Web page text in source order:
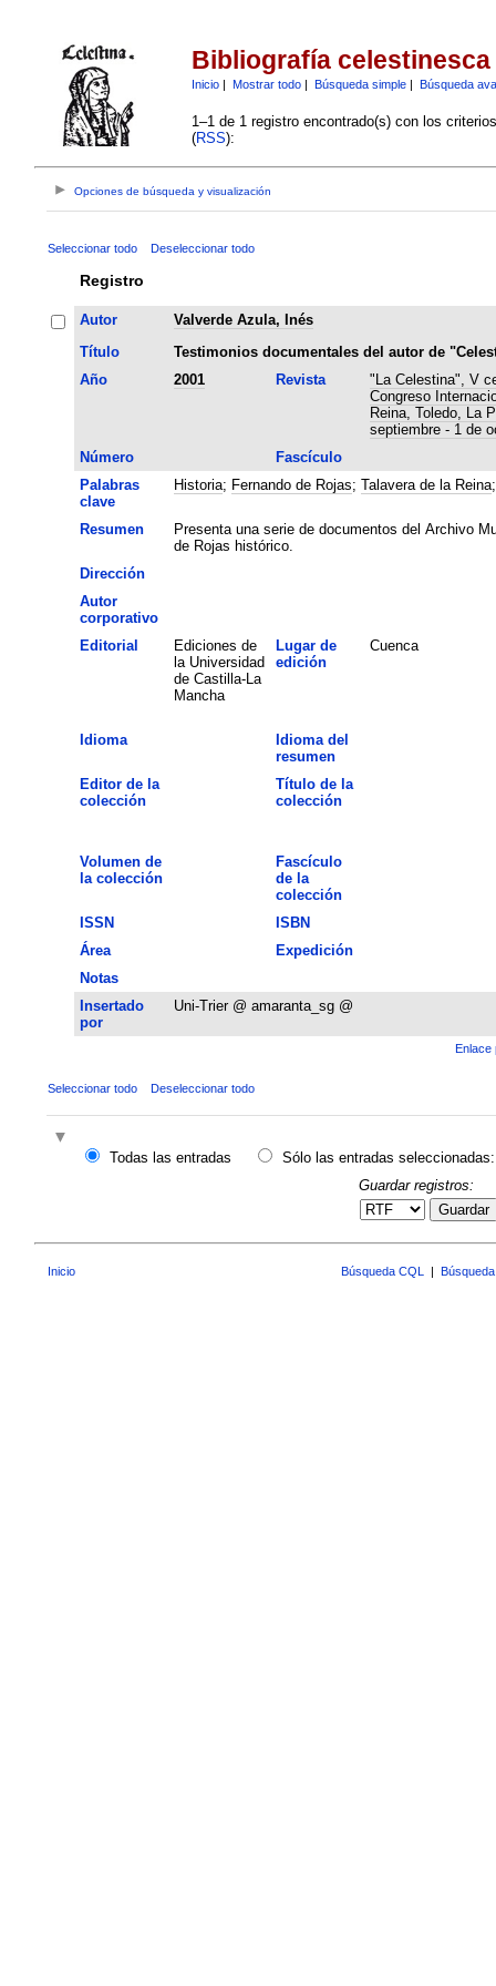
Bibliografía celestinesca
Inicio| Mostrar todo| Búsqueda simple| Búsqueda
1–1 de 1 registro encontrado(s) con los
(RSS):
Opciones de búsqueda y visualización
Seleccionar todo Deseleccionar todo
Registro
Autor
Valverde Azula, Inés
Título
Testimonios documentales del autor de
Año
2001 Revista
"La Celestina", V
Congreso
Reina, Toledo, La
septiembre - 1 de
Número
Fascículo
Palabras
clave
Historia; Fernando de Rojas; Talavera de la Reina
Resumen
Presenta una serie de documentos del Archivo
de Rojas histórico.
Dirección
Autor
corporativo
Editorial
Ediciones de
la Universidad
de Castilla-La
Mancha
Lugar de
edición
Cuenca
Idioma
Idioma del
resumen
Editor de la
colección
Título de la
colección
Volumen de
la colección
Fascículo
de la
colección
ISSN
ISBN
Área
Expedición
Notas
Insertado
por
Uni-Trier @ amaranta_sg @
Enlace
Seleccionar todo Deseleccionar todo
Todas las entradas
Sólo las entradas seleccionadas:
Guardar registros:
Guardar
Inicio Búsqueda CQL